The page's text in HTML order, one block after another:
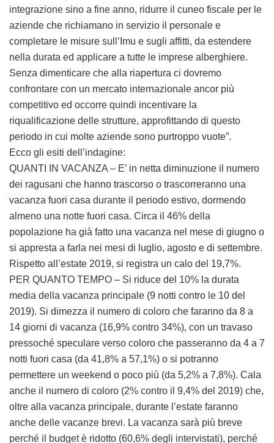
integrazione sino a fine anno, ridurre il cuneo fiscale per le
aziende che richiamano in servizio il personale e
completare le misure sull’Imu e sugli affitti, da estendere
nella durata ed applicare a tutte le imprese alberghiere.
Senza dimenticare che alla riapertura ci dovremo
confrontare con un mercato internazionale ancor più
competitivo ed occorre quindi incentivare la
riqualificazione delle strutture, approfittando di questo
periodo in cui molte aziende sono purtroppo vuote”.
Ecco gli esiti dell’indagine:
QUANTI IN VACANZA – E’ in netta diminuzione il numero
dei ragusani che hanno trascorso o trascorreranno una
vacanza fuori casa durante il periodo estivo, dormendo
almeno una notte fuori casa. Circa il 46% della
popolazione ha già fatto una vacanza nel mese di giugno o
si appresta a farla nei mesi di luglio, agosto e di settembre.
Rispetto all’estate 2019, si registra un calo del 19,7%.
PER QUANTO TEMPO – Si riduce del 10% la durata
media della vacanza principale (9 notti contro le 10 del
2019). Si dimezza il numero di coloro che faranno da 8 a
14 giorni di vacanza (16,9% contro 34%), con un travaso
pressoché speculare verso coloro che passeranno da 4 a 7
notti fuori casa (da 41,8% a 57,1%) o si potranno
permettere un weekend o poco più (da 5,2% a 7,8%). Cala
anche il numero di coloro (2% contro il 9,4% del 2019) che,
oltre alla vacanza principale, durante l’estate faranno
anche delle vacanze brevi. La vacanza sarà più breve
perché il budget è ridotto (60,6% degli intervistati), perché